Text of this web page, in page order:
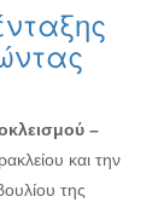
–
και την
της